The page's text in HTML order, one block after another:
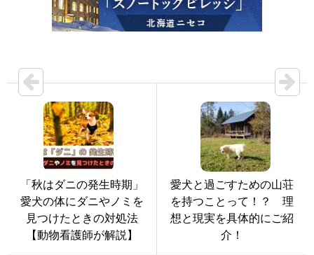
「秋はダニの発生時期」
愛犬の体にダニやノミを
見つけたときの対処法
【動物看護師が解説】
愛犬と過ごすための山荘
を持つことって！？ 理
想と現実を具体的にご紹
介！